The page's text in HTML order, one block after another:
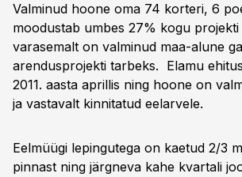
Valminud hoone oma 74 korteri, 6
moodustab umbes 27% kogu
varasemalt on valminud maa-alune
arendusprojekti tarbeks. Elamu
2011. aasta aprillis ning hoone on
ja vastavalt kinnitatud eelarvele.
Eelmüügi lepingutega on kaetud 2/3
pinnast ning järgneva kahe kvartali